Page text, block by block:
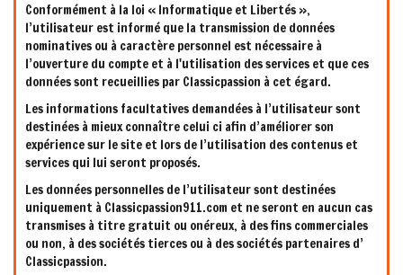
Conformément à la loi « Informatique et Libertés »,
l’utilisateur est informé que la transmission de données
nominatives ou à caractère personnel est nécessaire à
l’ouverture du compte et à l'utilisation des services et que ces
données sont recueillies par Classicpassion à cet égard.
Les informations facultatives demandées à l’utilisateur sont
destinées à mieux connaître celui ci afin d’améliorer son
expérience sur le site et lors de l’utilisation des contenus et
services qui lui seront proposés.
Les données personnelles de l’utilisateur sont destinées
uniquement à Classicpassion911.com et ne seront en aucun cas
transmises à titre gratuit ou onéreux, à des fins commerciales
ou non, à des sociétés tierces ou à des sociétés partenaires d’
Classicpassion.